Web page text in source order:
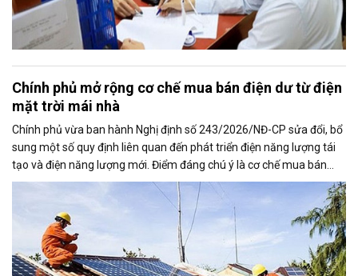
Chính phủ mở rộng cơ chế mua bán điện dư từ điện
mặt trời mái nhà
Chính phủ vừa ban hành Nghị định số 243/2026/NĐ-CP sửa đổi, bổ
sung một số quy định liên quan đến phát triển điện năng lượng tái
tạo và điện năng lượng mới. Điểm đáng chú ý là cơ chế mua bán
điện dư từ các hệ thống điện mặt trời mái nhà được mở rộng, trong
đó nâng tỷ lệ sản lượng điện dư được phép giao dịch từ 20% lên tối
đa 50%, tạo thêm động lực cho người dân và doanh nghiệp đầu tư
vào nguồn điện sạch.